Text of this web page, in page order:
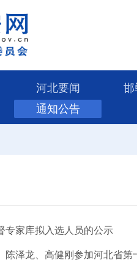
河北要闻 邯
通知公告
专家库拟入选人员的公示